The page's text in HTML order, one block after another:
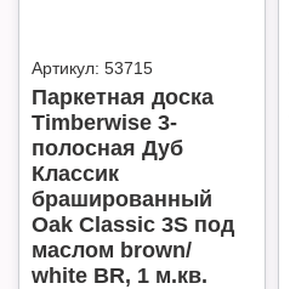
Артикул: 53715
Паркетная доска
Timberwise 3-
полосная Дуб
Классик
брашированный
Oak Classic 3S под
маслом brown/
white BR, 1 м.кв.